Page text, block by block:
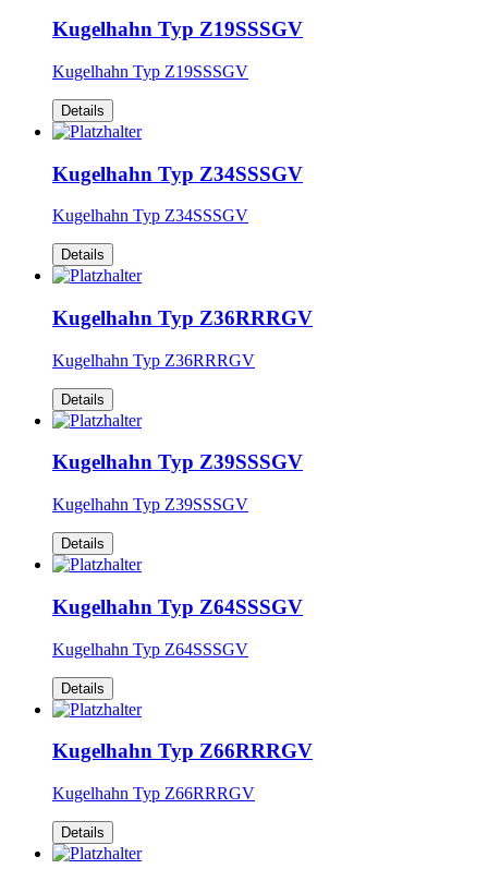
Kugelhahn Typ Z19SSSGV
Kugelhahn Typ Z19SSSGV
Details
Kugelhahn Typ Z34SSSGV
Kugelhahn Typ Z34SSSGV
Details
Kugelhahn Typ Z36RRRGV
Kugelhahn Typ Z36RRRGV
Details
Kugelhahn Typ Z39SSSGV
Kugelhahn Typ Z39SSSGV
Details
Kugelhahn Typ Z64SSSGV
Kugelhahn Typ Z64SSSGV
Details
Kugelhahn Typ Z66RRRGV
Kugelhahn Typ Z66RRRGV
Details